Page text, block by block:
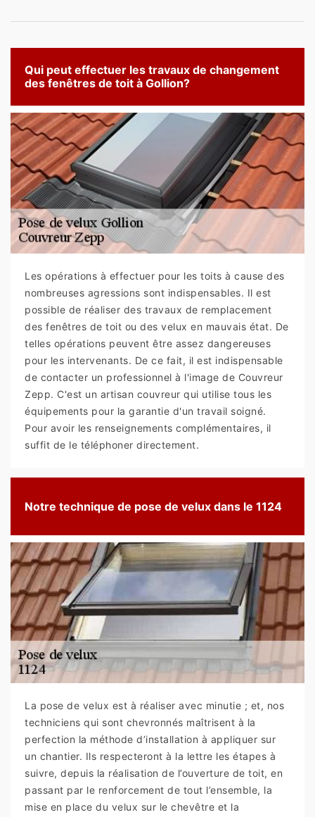
Qui peut effectuer les travaux de changement
des fenêtres de toit à Gollion?
Les opérations à effectuer pour les toits à cause des
nombreuses agressions sont indispensables. Il est
possible de réaliser des travaux de remplacement
des fenêtres de toit ou des velux en mauvais état. De
telles opérations peuvent être assez dangereuses
pour les intervenants. De ce fait, il est indispensable
de contacter un professionnel à l'image de Couvreur
Zepp. C'est un artisan couvreur qui utilise tous les
équipements pour la garantie d'un travail soigné.
Pour avoir les renseignements complémentaires, il
suffit de le téléphoner directement.
Notre technique de pose de velux dans le 1124
La pose de velux est à réaliser avec minutie ; et, nos
techniciens qui sont chevronnés maîtrisent à la
perfection la méthode d’installation à appliquer sur
un chantier. Ils respecteront à la lettre les étapes à
suivre, depuis la réalisation de l’ouverture de toit, en
passant par le renforcement de tout l’ensemble, la
mise en place du velux sur le chevêtre et la